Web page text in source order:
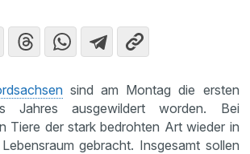
sind am Montag die ersten
Jahres ausgewildert worden. Bei
Tiere der stark bedrohten Art wieder in
gebracht. Insgesamt sollen